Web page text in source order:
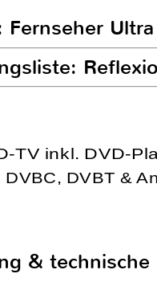
Fernseher
TV inkl. DVD-
DVBC, DVBT &
& technische